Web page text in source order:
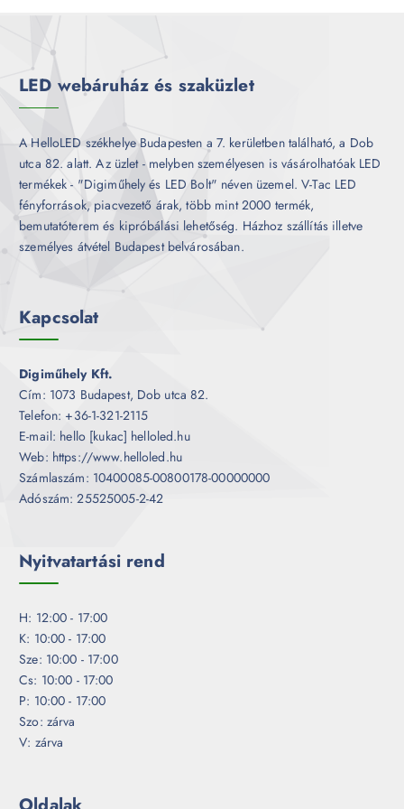
LED webáruház és szaküzlet
A HelloLED székhelye Budapesten a 7. kerületben található, a Dob
utca 82. alatt. Az üzlet - melyben személyesen is vásárolhatóak LED
termékek - "Digiműhely és LED Bolt" néven üzemel. V-Tac LED
fényforrások, piacvezető árak, több mint 2000 termék,
bemutatóterem és kipróbálási lehetőség. Házhoz szállítás illetve
személyes átvétel Budapest belvárosában.
Kapcsolat
Digiműhely Kft.
Cím: 1073 Budapest, Dob utca 82.
Telefon: +36-1-321-2115
E-mail: hello [kukac] helloled.hu
Web: https://www.helloled.hu
Számlaszám: 10400085-00800178-00000000
Adószám: 25525005-2-42
Nyitvatartási rend
H: 12:00 - 17:00
K: 10:00 - 17:00
Sze: 10:00 - 17:00
Cs: 10:00 - 17:00
P: 10:00 - 17:00
Szo: zárva
V: zárva